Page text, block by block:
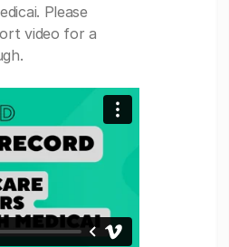
Please
video for a